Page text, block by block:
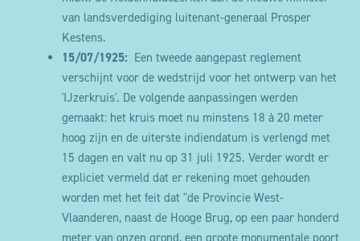
van landsverdediging luitenant-generaal Prosper
Kestens.
15/07/1925: Een tweede aangepast reglement
verschijnt voor de wedstrijd voor het ontwerp van het
'IJzerkruis'. De volgende aanpassingen werden
gemaakt: het kruis moet nu minstens 18 à 20 meter
hoog zijn en de uiterste indiendatum is verlengd met
15 dagen en valt nu op 31 juli 1925. Verder wordt er
expliciet vermeld dat er rekening moet gehouden
worden met het feit dat "de Provincie West-
Vlaanderen, naast de Hooge Brug, op een paar honderd
meter van onzen grond, een groote monumentale poort